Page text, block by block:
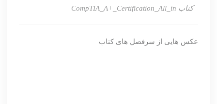
کناب CompTIA_A+_Certification_All_in
عکس هایی از سرفصل های کتاب